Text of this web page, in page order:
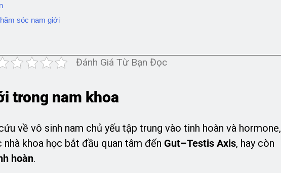
sóc nam giới
Đánh Giá Từ Bạn Đọc
trong nam khoa
về vô sinh nam chủ yếu tập trung vào tinh hoàn và hormone,
khoa học bắt đầu quan tâm đến Gut–Testis Axis, hay còn
hoàn.